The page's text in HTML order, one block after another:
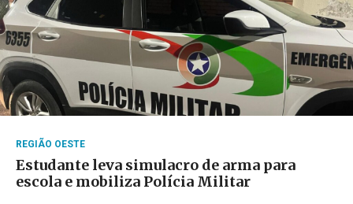
REGIÃO OESTE
Estudante leva simulacro de arma para
escola e mobiliza Polícia Militar